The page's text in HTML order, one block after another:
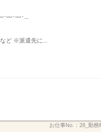
･―･―･...
ど ※派遣先に...
お仕事No.： 28_勤務